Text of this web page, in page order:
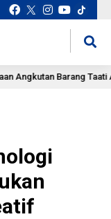
Barang Taati Aturan